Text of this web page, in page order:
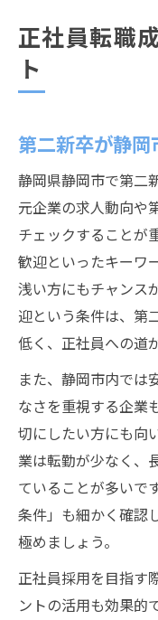
正社員転職
ト
第二新卒が静
静岡県静岡市で第二
元企業の求人動向や
チェックすることが
歓迎といったキーワ
浅い方にもチャンス
迎という条件は、第
低く、正社員への道
また、静岡市内では
なさを重視する企業
切にしたい方にも向
業は転勤が少なく、
ていることが多いで
条件」も細かく確認
極めましょう。
正社員採用を目指す
ントの活用も効果的